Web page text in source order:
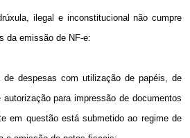
ilegal e inconstitucional não cumpre
da emissão de NF-e:
de despesas com utilização de papéis, de
para impressão de documentos
em questão está submetido ao regime de